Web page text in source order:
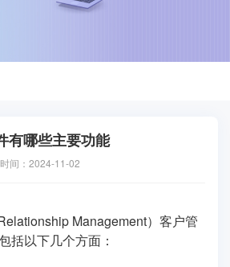
有哪些主要功能
间：2024-11-02
Management）客户管
括以下几个方面：